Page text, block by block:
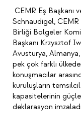
CEMR Eş Başkanı
Schnaudigel,
Birliği Bölgeler
Başkanı Krzysztof
Avusturya,
pek çok farklı
konuşmacılar
kuruluşların
kapasitelerinin
deklarasyon